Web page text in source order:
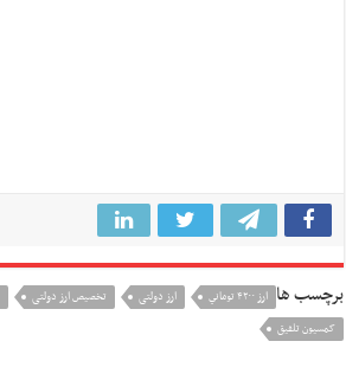
برچسب ها ارز ۴۲۰۰ توماني ارز دولتی تخصیص ارز دولتی
کمسیون تلفیق